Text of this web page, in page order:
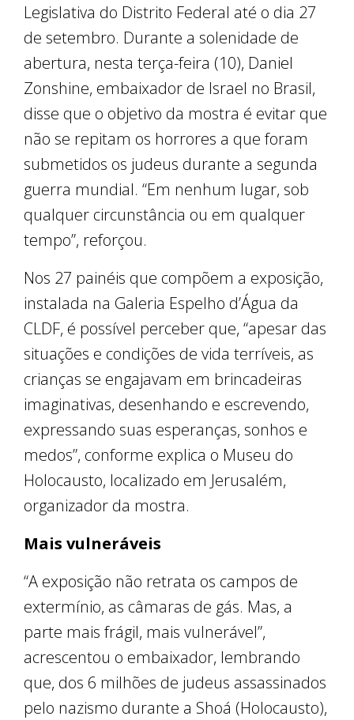
Legislativa do Distrito Federal até o dia 27
de setembro. Durante a solenidade de
abertura, nesta terça-feira (10), Daniel
Zonshine, embaixador de Israel no Brasil,
disse que o objetivo da mostra é evitar que
não se repitam os horrores a que foram
submetidos os judeus durante a segunda
guerra mundial. “Em nenhum lugar, sob
qualquer circunstância ou em qualquer
tempo”, reforçou.
Nos 27 painéis que compõem a exposição,
instalada na Galeria Espelho d’Água da
CLDF, é possível perceber que, “apesar das
situações e condições de vida terríveis, as
crianças se engajavam em brincadeiras
imaginativas, desenhando e escrevendo,
expressando suas esperanças, sonhos e
medos”, conforme explica o Museu do
Holocausto, localizado em Jerusalém,
organizador da mostra.
Mais vulneráveis
“A exposição não retrata os campos de
extermínio, as câmaras de gás. Mas, a
parte mais frágil, mais vulnerável”,
acrescentou o embaixador, lembrando
que, dos 6 milhões de judeus assassinados
pelo nazismo durante a Shoá (Holocausto),